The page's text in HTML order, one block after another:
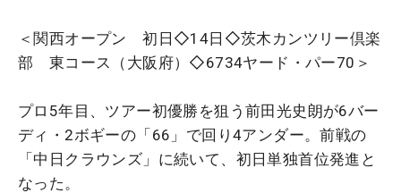
＜関西オープン 初日◇14日◇茨木カンツリー倶楽
部 東コース（大阪府）◇6734ヤード・パー70＞
プロ5年目、ツアー初優勝を狙う前田光史朗が6バー
ディ・2ボギーの「66」で回り4アンダー。前戦の
「中日クラウンズ」に続いて、初日単独首位発進と
なった。